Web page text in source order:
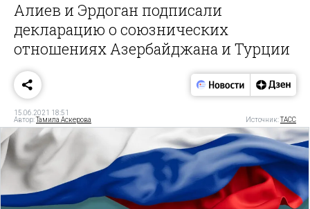
Алиев и Эрдоган подписали
декларацию о союзнических
отношениях Азербайджана и Турции
15.06.2021 18:51
Автор:Тамила Аскерова Источник:ТАСС